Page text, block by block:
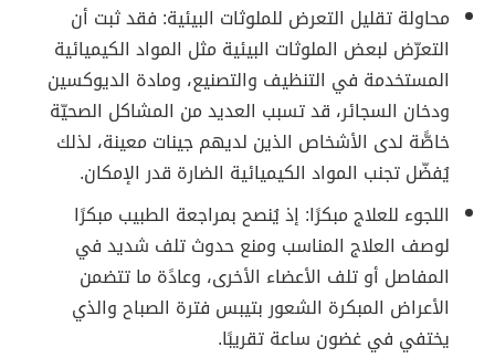
محاولة تقليل التعرض للملوثات البيئية: فقدثبت أن
التعرّض لبعض الملوثات البيئية مثل المواد الكيميائية
المستخدمة في التنظيف والتصنيع، ومادة الديوكسين
ودخان السجائر، قد تسبب العديد من المشاكل الصحيّة
خاصًّة لدى الأشخاص الذين لديهم جينات معينة، لذلك
يُفضّل تجنب المواد الكيميائية الضارة قدر الإمكان.
اللجوء للعلاج مبكرًا: إذ يُنصح بمراجعة الطبيب مبكرًا
لوصف العلاج المناسب ومنع حدوث تلف شديد في
المفاصل أو تلف الأعضاء الأخرى، وعادًة ما تتضمن
الأعراض المبكرة الشعور بتيبس فترة الصباح والذي
يختفي في غضون ساعة تقريبًا.